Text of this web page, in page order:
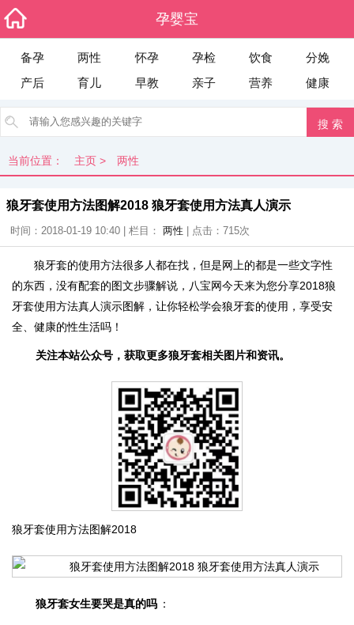
孕婴宝
备孕 两性 怀孕 孕检 饮食
分娩
产后
育儿 早教 亲子 营养 健康
当前位置： 主页 > 两性
狼牙套使用方法图解2018 狼牙套使用方法真人演示
时间：2018-01-19 10:40 | 栏目： 两性 | 点击： 715次
狼牙套的使用方法很多人都在找，但是网上的都是一些文字性
的东西，没有配套的图文步骤解说，八宝网今天来为您分享2018狼
牙套使用方法真人演示图解，让你轻松学会狼牙套的使用，享受安
全、健康的性生活吗！
关注本站公众号，获取更多狼牙套相关图片和资讯。
狼牙套使用方法图解2018
狼牙套女生要哭是真的吗 ：